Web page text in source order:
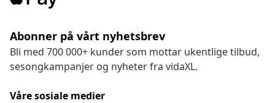
Abonner på vårt nyhetsbrev
Bli med 700 000+ kunder som mottar ukentlige tilbud,
sesongkampanjer og nyheter fra vidaXL.
Våre sosiale medier